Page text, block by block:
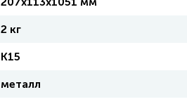
2 кг
К15
металл